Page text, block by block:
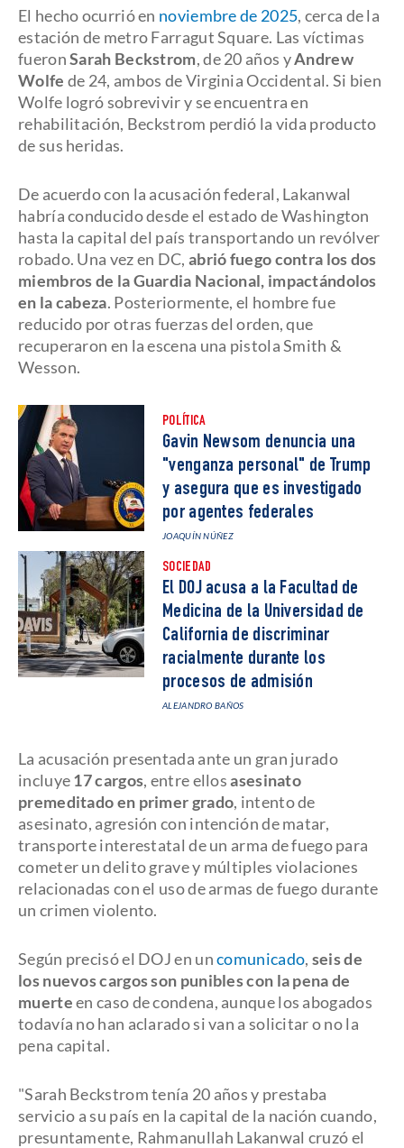
El hecho ocurrió en noviembre de 2025, cerca de la
estación de metro Farragut Square. Las víctimas
fueronSarah Beckstrom, de 20 años yAndrew
Wolfe de 24, ambos de Virginia Occidental. Si bien
Wolfe logró sobrevivir y se encuentra en
rehabilitación, Beckstrom perdió la vida producto
de sus heridas.
De acuerdo con la acusación federal, Lakanwal
habría conducido desde el estado de Washington
hasta la capital del país transportando un revólver
robado. Una vez en DC, abrió fuego contra los dos
miembros de la Guardia Nacional, impactándolos
en la cabeza. Posteriormente, el hombre fue
reducido por otras fuerzas del orden, que
recuperaron en la escena una pistola Smith &
Wesson.
POLÍTICA
Gavin Newsom denuncia una
"venganza personal" de Trump
y asegura que es investigado
por agentes federales
JOAQUÍN NÚÑEZ
SOCIEDAD
El DOJ acusa a la Facultad de
Medicina de la Universidad de
California de discriminar
racialmente durante los
procesos de admisión
ALEJANDRO BAÑOS
La acusación presentada ante un gran jurado
incluye17 cargos, entre ellosasesinato
premeditado en primer grado, intento de
asesinato, agresión con intención de matar,
transporte interestatal de un arma de fuego para
cometer un delito grave y múltiples violaciones
relacionadas con el uso de armas de fuego durante
un crimen violento.
Según precisó el DOJ en uncomunicado, seis de
los nuevos cargos son punibles con la pena de
muerteen caso de condena, aunque los abogados
todavía no han aclarado si van a solicitar o no la
pena capital.
"Sarah Beckstrom tenía 20 años y prestaba
servicio a su país en la capital de la nación cuando,
presuntamente, Rahmanullah Lakanwal cruzó el